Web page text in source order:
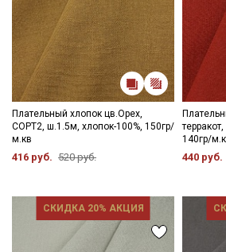
Плательный хлопок цв.Орех,
СОРТ2, ш.1.5м, хлопок-100%, 150гр/
м.кв
416 руб. 520 руб.
140гр/
440 руб.
СКИДКА 20% АКЦИЯ
Секретная рассылка от
Мы публикуем здесь